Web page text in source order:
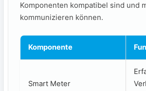
Komponenten kompatibel sind und
kommunizieren können.
Komponente
Smart​ Meter